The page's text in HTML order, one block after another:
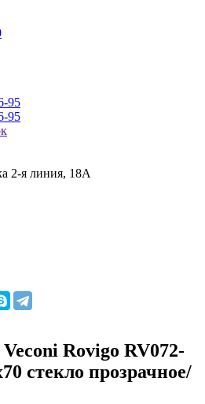
95
95
2-я линия, 18А
Rovigo RV072-
стекло прозрачное/